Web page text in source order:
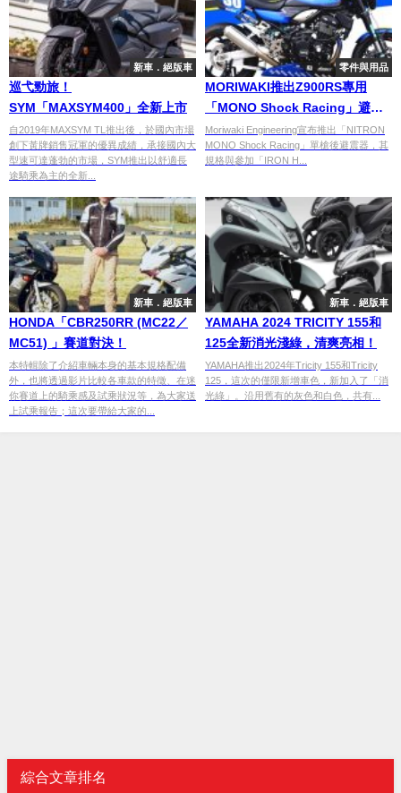
新車．絕版車
巡弋勁旅！
SYM「MAXSYM400」全新上市
自2019年MAXSYM TL推出後，於國內市場
創下黃牌銷售冠軍的優異成績，承接國內大
型速可達蓬勃的市場，SYM推出以舒適長
途騎乘為主的全新...
零件與用品
MORIWAKI推出Z900RS專用
「MONO Shock Racing」避震
器
Moriwaki Engineering宣布推出「NITRON
MONO Shock Racing」單槍後避震器，其
規格與參加「IRON H...
新車．絕版車
HONDA「CBR250RR (MC22／
MC51) 」賽道對決！
本特輯除了介紹車輛本身的基本規格配備
外，也將透過影片比較各車款的特徵、在迷
你賽道上的騎乘感及試乘狀況等，為大家送
上試乘報告；這次要帶給大家的...
新車．絕版車
YAMAHA 2024 TRICITY 155和
125全新消光淺綠，清爽亮相！
YAMAHA推出2024年Tricity 155和Tricity
125，這次的僅限新增車色，新加入了「消
光綠」。沿用舊有的灰色和白色，共有...
綜合文章排名